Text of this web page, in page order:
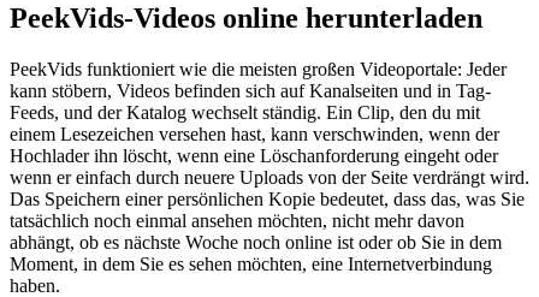
PeekVids-Videos online herunterladen
PeekVids funktioniert wie die meisten großen Videoportale: Jeder
kann stöbern, Videos befinden sich auf Kanalseiten und in Tag-
Feeds, und der Katalog wechselt ständig. Ein Clip, den du mit
einem Lesezeichen versehen hast, kann verschwinden, wenn der
Hochlader ihn löscht, wenn eine Löschanforderung eingeht oder
wenn er einfach durch neuere Uploads von der Seite verdrängt wird.
Das Speichern einer persönlichen Kopie bedeutet, dass das, was Sie
tatsächlich noch einmal ansehen möchten, nicht mehr davon
abhängt, ob es nächste Woche noch online ist oder ob Sie in dem
Moment, in dem Sie es sehen möchten, eine Internetverbindung
haben.